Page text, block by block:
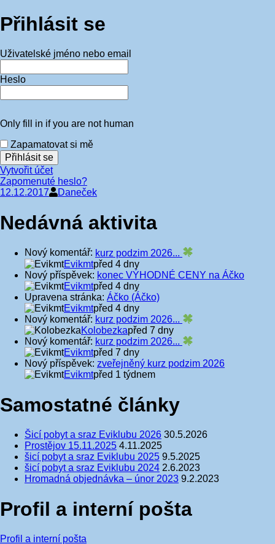
Přihlásit se
Uživatelské jméno nebo email
Heslo
Only fill in if you are not human
Zapamatovat si mě
Vytvořit účet
Zapomenuté heslo?
12.12.2017
Daneček
Nedávná aktivita
Nový komentář: kurz podzim 2026...
Evikmtpřed 4 dny
Nový příspěvek: konec VÝHODNÉ CENY na Áčko
Evikmtpřed 4 dny
Upravena stránka: Áčko (Áčko)
Evikmtpřed 4 dny
Nový komentář: kurz podzim 2026...
Kolobezkapřed 7 dny
Nový komentář: kurz podzim 2026...
Evikmtpřed 7 dny
Nový příspěvek: zveřejněný kurz podzim 2026
Evikmtpřed 1 týdnem
Samostatné články
Šicí pobyt a sraz Eviklubu 2026 30.5.2026
Prostějov 15.11.2025 4.11.2025
šicí pobyt a sraz Eviklubu 2025 9.5.2025
šicí pobyt a sraz Eviklubu 2024 2.6.2023
Hromadná objednávka – únor 2023 9.2.2023
Profil a interní pošta
Profil a interní pošta